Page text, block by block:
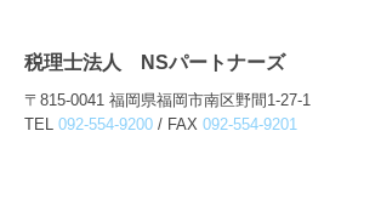
税理士法人 NSパートナーズ
〒815-0041 福岡県福岡市南区野間1-27-1
TEL 092-554-9200 / FAX 092-554-9201